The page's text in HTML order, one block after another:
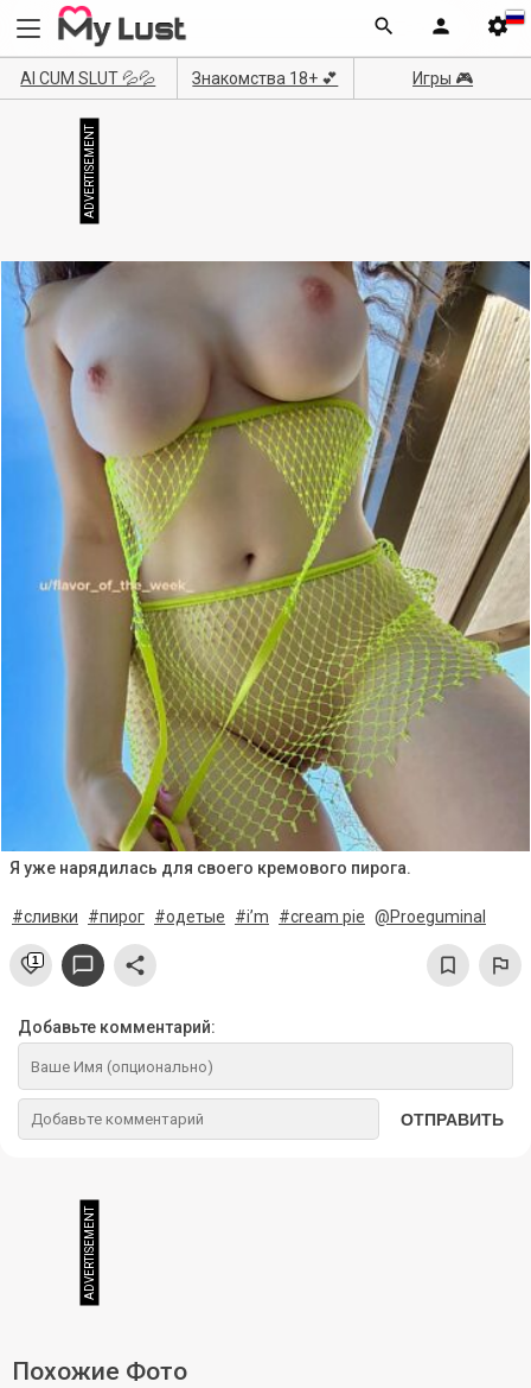
AI CUM SLUT 💦💦 Знакомства 18+ 💕 Игры 🎮
Я уже нарядилась для своего кремового пирога.
#сливки #пирог #одетые #i’m #cream pie @Proeguminal
1
Добавьте комментарий:
ОТПРАВИТЬ
Похожие Фото